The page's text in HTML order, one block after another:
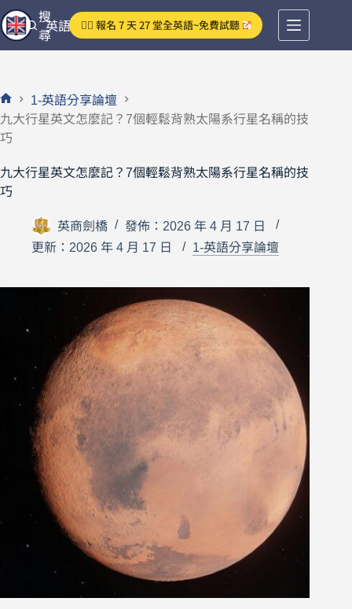
跳
至
主
容
英語分享論壇
搜
尋
👉🏻 報名 7 天 27 堂全英語~免費試聽
首
頁
1-英語分享論壇
九大行星英文怎麼記？7個輕鬆背熟太陽系行星名稱的技
巧
九大行星英文怎麼記？7個輕鬆背熟太陽系行星名稱的技
巧
英商劍橋
發佈：2026 年 4 月 17 日
更新：2026 年 4 月 17 日
1-英語分享論壇